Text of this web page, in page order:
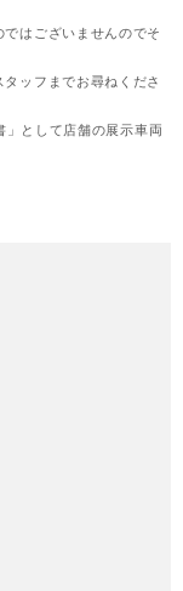
はございませんのでそ
ッフまでお尋ねくださ
」として店舗の展示車両